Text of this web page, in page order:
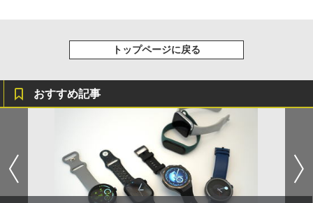
トップページに戻る
おすすめ記事